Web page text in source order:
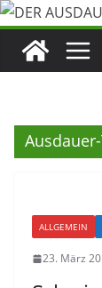
ALLGEMEIN
23. März